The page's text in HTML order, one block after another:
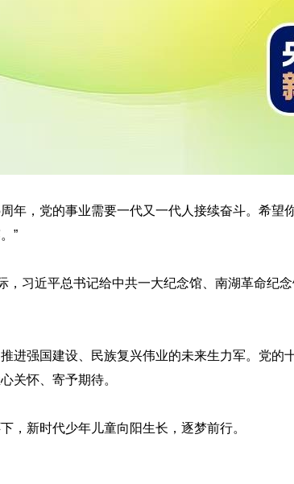
年，党的事业需要一代又一代人接续奋斗。希
”
，习近平总书记给中共一大纪念馆、南湖革命
进强国建设、民族复兴伟业的未来生力军。党
关怀、寄予期待。
，新时代少年儿童向阳生长，逐梦前行。